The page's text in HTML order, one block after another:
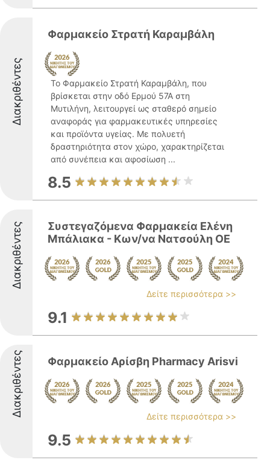
Διακριθέντες
Φαρμακείο Στρατή Καραμβάλη
Το Φαρμακείο Στρατή Καραμβάλη, που
βρίσκεται στην οδό Ερμού 57Α στη
Μυτιλήνη, λειτουργεί ως σταθερό σημείο
αναφοράς για φαρμακευτικές υπηρεσίες
και προϊόντα υγείας. Με πολυετή
δραστηριότητα στον χώρο, χαρακτηρίζεται
από συνέπεια και αφοσίωση ...
8.5
Διακριθέντες
Συστεγαζόμενα Φαρμακεία Ελένη
Μπάλιακα - Κων/να Νατσούλη ΟΕ
Δείτε περισσότερα >>
9.1
Διακριθέντες Φαρμακείο Αρίσβη Pharmacy Arisvi
Δείτε περισσότερα >>
9.5